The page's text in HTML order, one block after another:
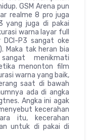
GSM Arena pun
realme 8 pro juga
yang juga di pakai
warna layar full
DCI-P3 sangat oke
Maka tak heran bia
menikmati
menonton film
warna yang baik,
saat di bawah
ada di angka
Angka ini agak
kecerahan
itu, kecerahan
untuk di pakai di